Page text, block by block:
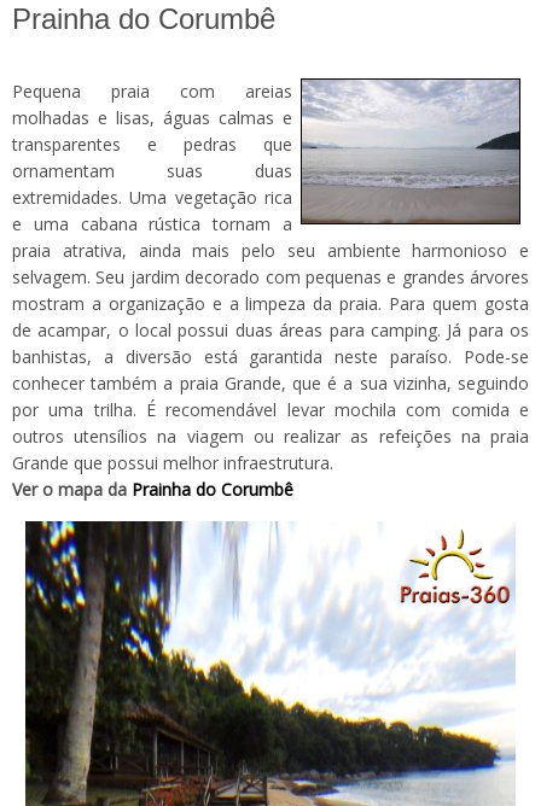
Prainha do Corumbê
Pequena praia com areias
molhadas e lisas, águas calmas e
transparentes e pedras que
ornamentam suas duas
extremidades. Uma vegetação rica
e uma cabana rústica tornam a
praia atrativa, ainda mais pelo seu ambiente harmonioso e
selvagem. Seu jardim decorado com pequenas e grandes árvores
mostram a organização e a limpeza da praia. Para quem gosta
de acampar, o local possui duas áreas para camping. Já para os
banhistas, a diversão está garantida neste paraíso. Pode-se
conhecer também a praia Grande, que é a sua vizinha, seguindo
por uma trilha. É recomendável levar mochila com comida e
outros utensílios na viagem ou realizar as refeições na praia
Grande que possui melhor infraestrutura.
Ver o mapa da Prainha do Corumbê